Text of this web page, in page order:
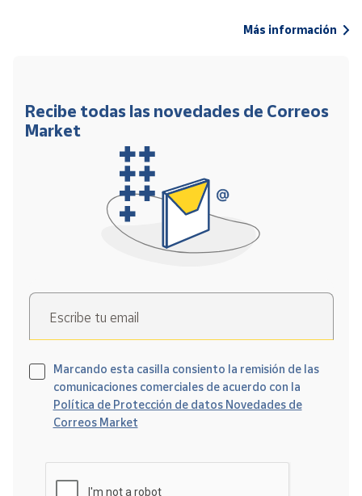
Más información
Recibe todas las novedades de Correos
Market
Escribe tu email
Marcando esta casilla consiento la remisión de las
comunicaciones comerciales de acuerdo con la
Política de Protección de datos Novedades de
Correos Market